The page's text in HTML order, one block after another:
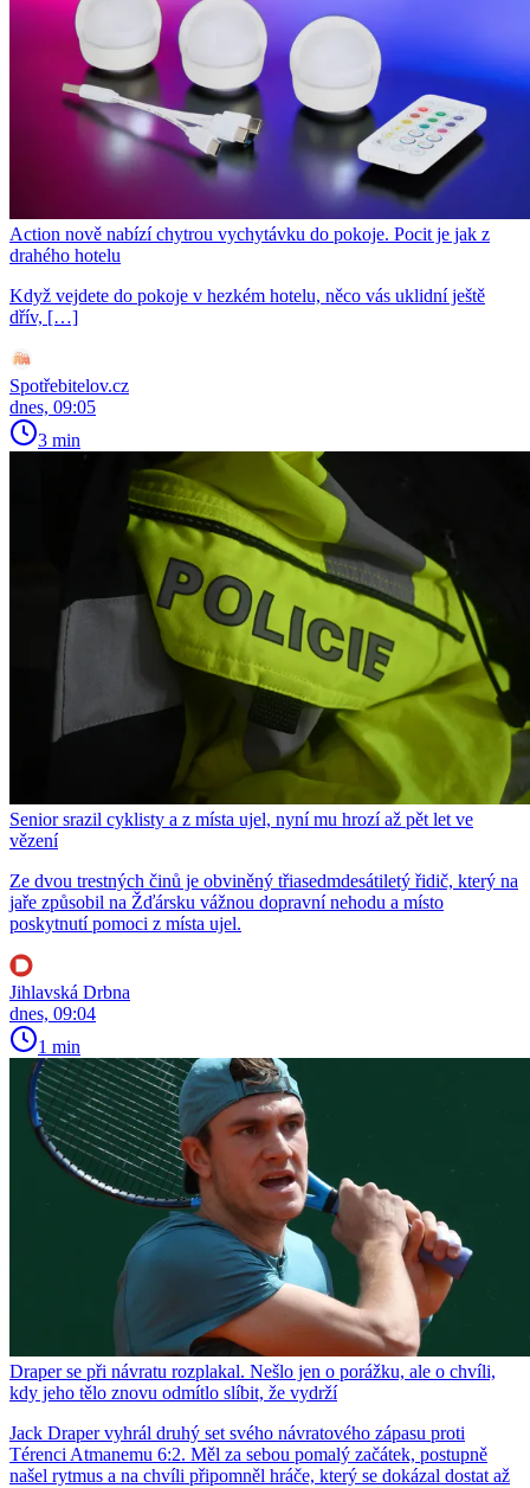
Action nově nabízí chytrou vychytávku do pokoje. Pocit je jak z
drahého hotelu
Když vejdete do pokoje v hezkém hotelu, něco vás uklidní ještě
dřív, […]
Spotřebitelov.cz
dnes, 09:05
3 min
Senior srazil cyklisty a z místa ujel, nyní mu hrozí až pět let ve
vězení
Ze dvou trestných činů je obviněný třiasedmdesátiletý řidič, který na
jaře způsobil na Žďársku vážnou dopravní nehodu a místo
poskytnutí pomoci z místa ujel.
Jihlavská Drbna
dnes, 09:04
1 min
Draper se při návratu rozplakal. Nešlo jen o porážku, ale o chvíli,
kdy jeho tělo znovu odmítlo slíbit, že vydrží
Jack Draper vyhrál druhý set svého návratového zápasu proti
Térenci Atmanemu 6:2. Měl za sebou pomalý začátek, postupně
našel rytmus a na chvíli připomněl hráče, který se dokázal dostat až